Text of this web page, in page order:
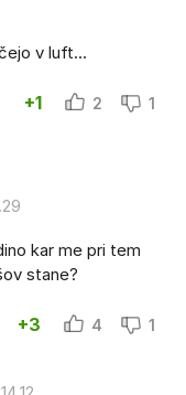
v luft...
+1 2 1
kar me pri tem
stane?
+3 4 1